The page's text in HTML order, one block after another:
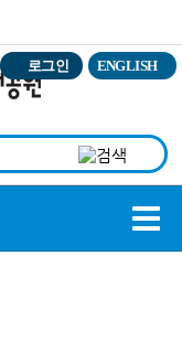
로그인 ENGLISH